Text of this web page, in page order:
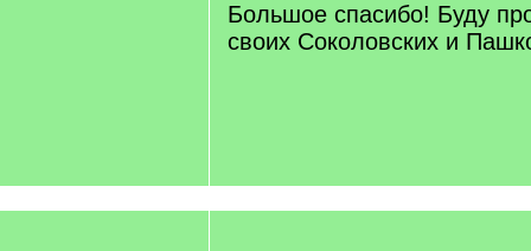
Большое спасибо! Буду
своих Соколовских и